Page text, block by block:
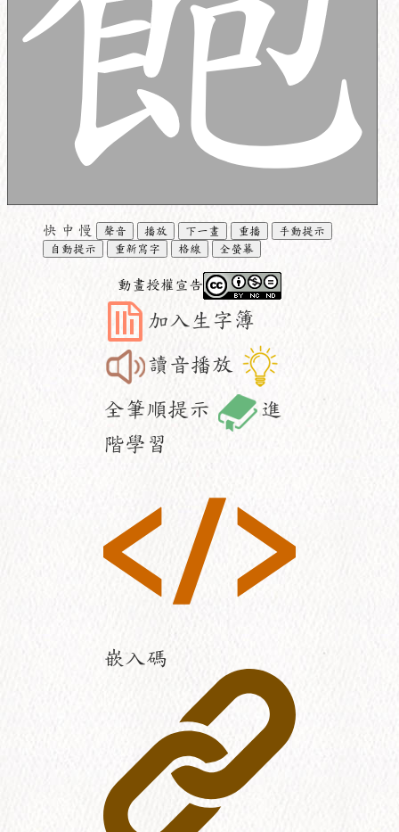
快 中 慢 聲音 播放 下一畫 重播
手動提示
自動提示
重新寫字 格線 全螢幕
動畫授權宣告
加入生字簿
讀音播放
全筆順提示
進
階學習
嵌入碼